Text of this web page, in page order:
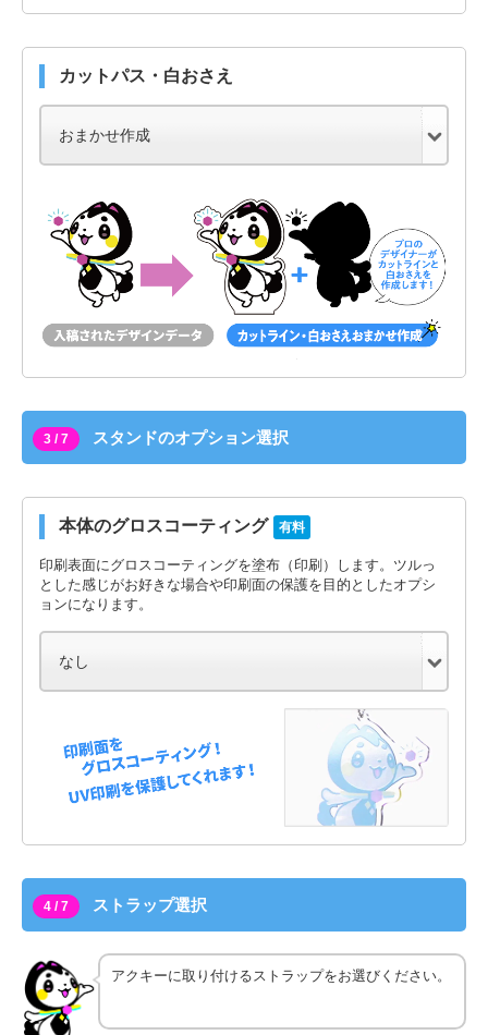
カットパス・白おさえ
3 / 7 スタンドのオプション選択
本体のグロスコーティング 有料
印刷表面にグロスコーティングを塗布（印刷）します。ツルっ
とした感じがお好きな場合や印刷面の保護を目的としたオプシ
ョンになります。
4 / 7 ストラップ選択
アクキーに取り付けるストラップをお選びください。